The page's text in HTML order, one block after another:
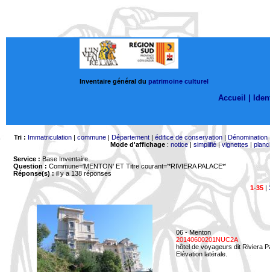
Inventaire général du patrimoine culturel
Accueil |
Tri : Immatriculation| commune| Département| édifice de conservation| Dénomination
Mode d'affichage: notice| simplifié|vignettes |
Service : Base Inventaire
Question : Commune='MENTON' ET Titre courant='*RIVIERA PALACE*'
Réponse(s) :il y a 138 réponses
1-35|
06 - Menton
20140600201NUC2A
hôtel de voyageurs dit Riviera
Elévation latérale.